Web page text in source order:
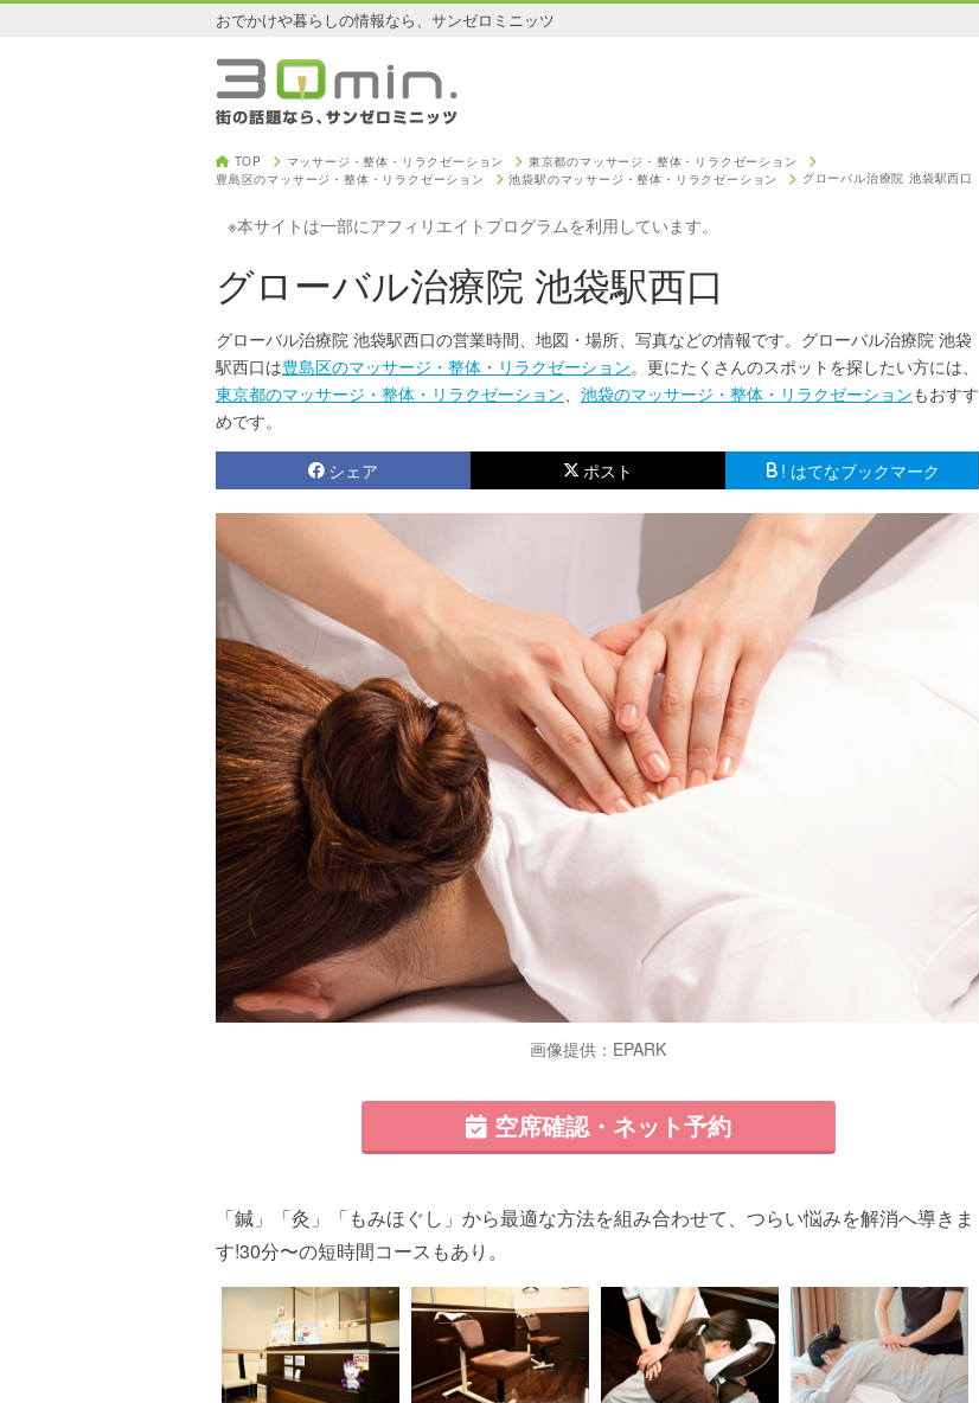
おでかけや暮らしの情報なら、サンゼロミニッツ
TOP マッサージ・整体・リラクゼーション
東京都のマッサージ・整体・リラクゼーション
豊島区のマッサージ・整体・リラクゼーション
池袋駅のマッサージ・整体・リラクゼーション グローバル治療院 池袋駅西口
※本サイトは一部にアフィリエイトプログラムを利用しています。
グローバル治療院 池袋駅西口
グローバル治療院 池袋駅西口の営業時間、地図・場所、写真などの情報です。グローバル治療院 池袋
駅西口は豊島区のマッサージ・整体・リラクゼーション。更にたくさんのスポットを探したい方には、
東京都のマッサージ・整体・リラクゼーション
池袋のマッサージ・整体・リラクゼーションもおすす
めです。
シェア ポスト ! はてなブックマーク
画像提供：EPARK
空席確認・ネット予約
「鍼」「灸」「もみほぐし」から最適な方法を組み合わせて、つらい悩みを解消へ導きま
す!30分〜の短時間コースもあり。